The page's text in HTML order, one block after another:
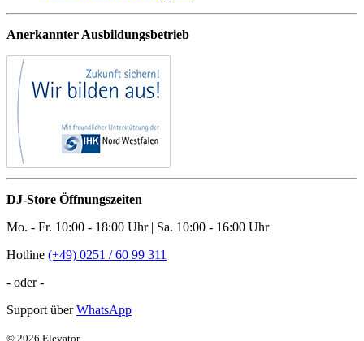
Anerkannter Ausbildungsbetrieb
DJ-Store Öffnungszeiten
Mo. - Fr. 10:00 - 18:00 Uhr | Sa. 10:00 - 16:00 Uhr
Hotline (+49) 0251 / 60 99 311
- oder -
Support überWhatsApp
© 2026 Elevator